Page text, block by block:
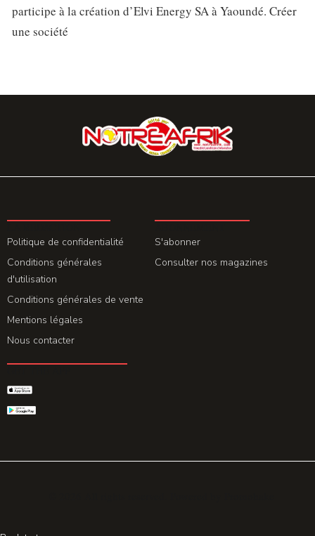
participe à la création d’Elvi Energy SA à Yaoundé. Créer
une société
Politique de confidentialité
Conditions générales
d'utilisation
Conditions générales de vente
Mentions légales
Nous contacter
S'abonner
Consulter nos magazines